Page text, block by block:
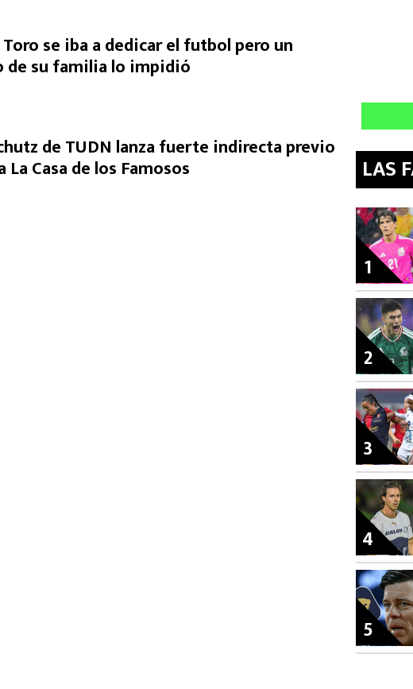
Toro se iba a dedicar el futbol pero un
de su familia lo impidió
de TUDN lanza fuerte indirecta previo
La Casa de los Famosos LAS
1
2
3
4
5